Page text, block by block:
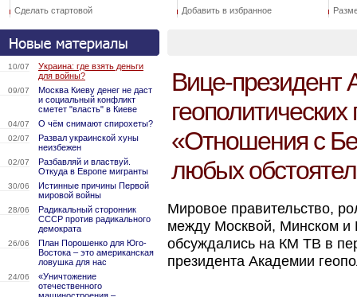
Сделать стартовой Добавить в избранное
10/07
Украина: где взять деньги
для войны?
09/07
Москва Киеву денег не даст
и социальный конфликт
сметет "власть" в Киеве
04/07 О чём снимают спирохеты?
02/07
Развал украинской хуны
неизбежен
02/07
Разбавляй и властвуй.
Откуда в Европе мигранты
30/06
Истинные причины Первой
мировой войны
28/06
Радикальный сторонник
СССР против радикального
демократа
26/06
План Порошенко для Юго-
Востока – это американская
ловушка для нас
24/06
«Уничтожение
отечественного
Вице-президент
«Отношения с
любых
Мировое правительство,
между Москвой, Минском и
обсуждались на КМ ТВ в
президента Академии